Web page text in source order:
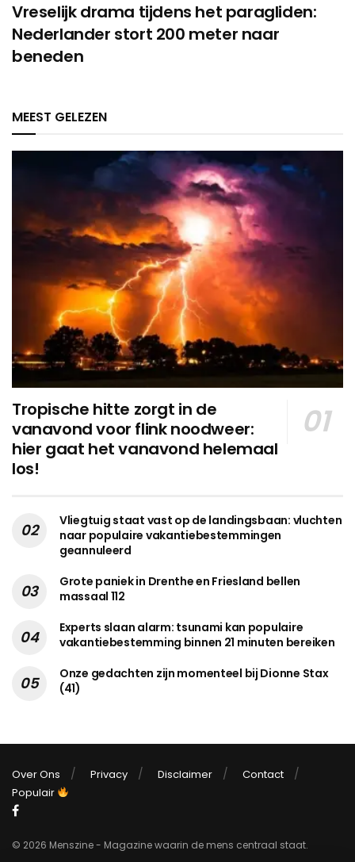
Vreselijk drama tijdens het paragliden:
Nederlander stort 200 meter naar
beneden
MEEST GELEZEN
Tropische hitte zorgt in de
vanavond voor flink noodweer:
hier gaat het vanavond helemaal
los!
Vliegtuig staat vast op de landingsbaan: vluchten
naar populaire vakantiebestemmingen
geannuleerd
Grote paniek in Drenthe en Friesland bellen
massaal 112
Experts slaan alarm: tsunami kan populaire
vakantiebestemming binnen 21 minuten bereiken
Onze gedachten zijn momenteel bij Dionne Stax
(41)
Over Ons Privacy Disclaimer
Contact
Populair
© 2026 Menszine - Magazine waarin de mens centraal staat.